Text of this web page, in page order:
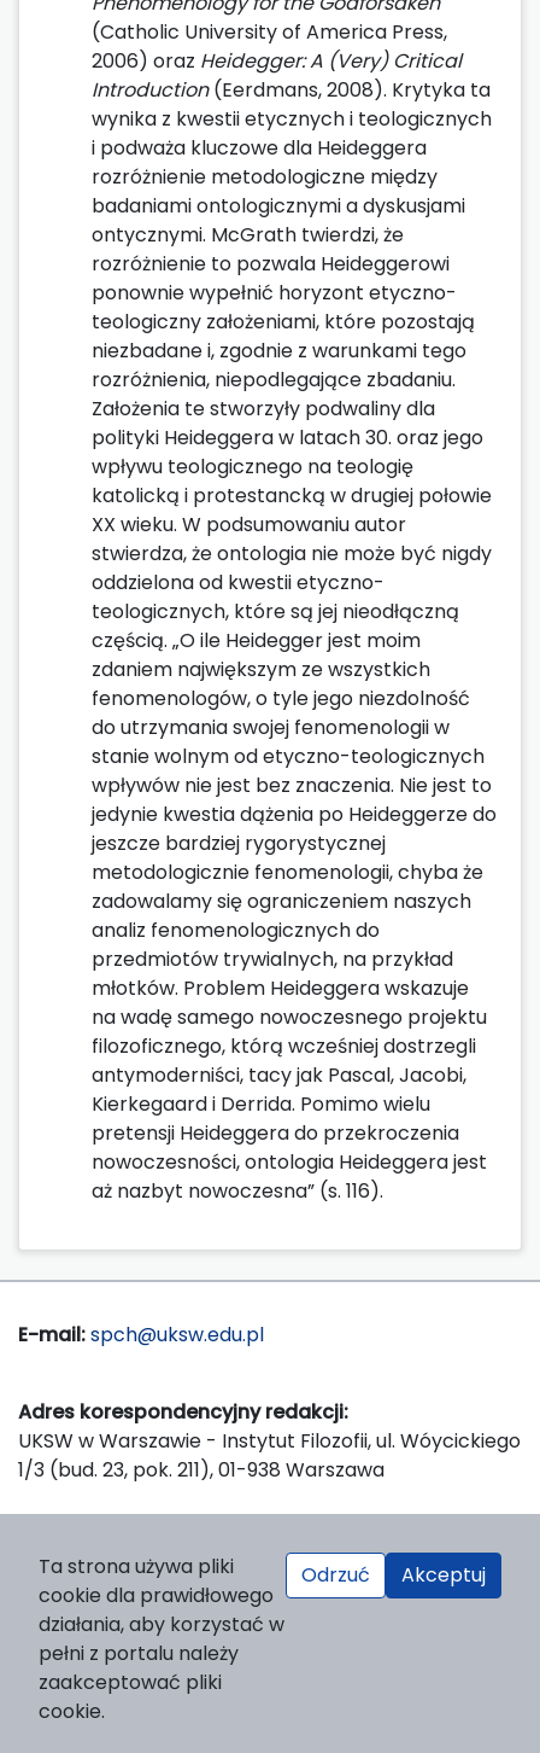
(Catholic University of America Press,
2006) oraz Heidegger: A (Very) Critical
Introduction(Eerdmans, 2008). Krytyka ta
wynika z kwestii etycznych i teologicznych
i podważa kluczowe dla Heideggera
rozróżnienie metodologiczne między
badaniami ontologicznymi a dyskusjami
ontycznymi. McGrath twierdzi, że
rozróżnienie to pozwala Heideggerowi
ponownie wypełnić horyzont etyczno-
teologiczny założeniami, które pozostają
niezbadane i, zgodnie z warunkami tego
rozróżnienia, niepodlegające zbadaniu.
Założenia te stworzyły podwaliny dla
polityki Heideggera w latach 30. oraz jego
wpływu teologicznego na teologię
katolicką i protestancką w drugiej połowie
XX wieku. W podsumowaniu autor
stwierdza, że ontologia nie może być nigdy
oddzielona od kwestii etyczno-
teologicznych, które są jej nieodłączną
częścią. „O ile Heidegger jest moim
zdaniem największym ze wszystkich
fenomenologów, o tyle jego niezdolność
do utrzymania swojej fenomenologii w
stanie wolnym od etyczno-teologicznych
wpływów nie jest bez znaczenia. Nie jest to
jedynie kwestia dążenia po Heideggerze do
jeszcze bardziej rygorystycznej
metodologicznie fenomenologii, chyba że
zadowalamy się ograniczeniem naszych
analiz fenomenologicznych do
przedmiotów trywialnych, na przykład
młotków. Problem Heideggera wskazuje
na wadę samego nowoczesnego projektu
filozoficznego, którą wcześniej dostrzegli
antymoderniści, tacy jak Pascal, Jacobi,
Kierkegaard i Derrida. Pomimo wielu
pretensji Heideggera do przekroczenia
nowoczesności, ontologia Heideggera jest
aż nazbyt nowoczesna” (s. 116).
E-mail:spch@uksw.edu.pl
Adres korespondencyjny redakcji:
UKSW w Warszawie - Instytut Filozofii, ul. Wóycickiego
1/3 (bud. 23, pok. 211), 01-938 Warszawa
Wydawnictwo Naukowe UKSW, ul. Dewajtis 5, domek
nr 2, 01-815 Warszawa
Strona WWW Wydawnictwa
e-mail: wydawnictwo@uksw.edu.pl
Ta strona używa pliki
cookie dla prawidłowego
działania, aby korzystać w
pełni z portalu należy
zaakceptować pliki
cookie.
Odrzuć Akceptuj